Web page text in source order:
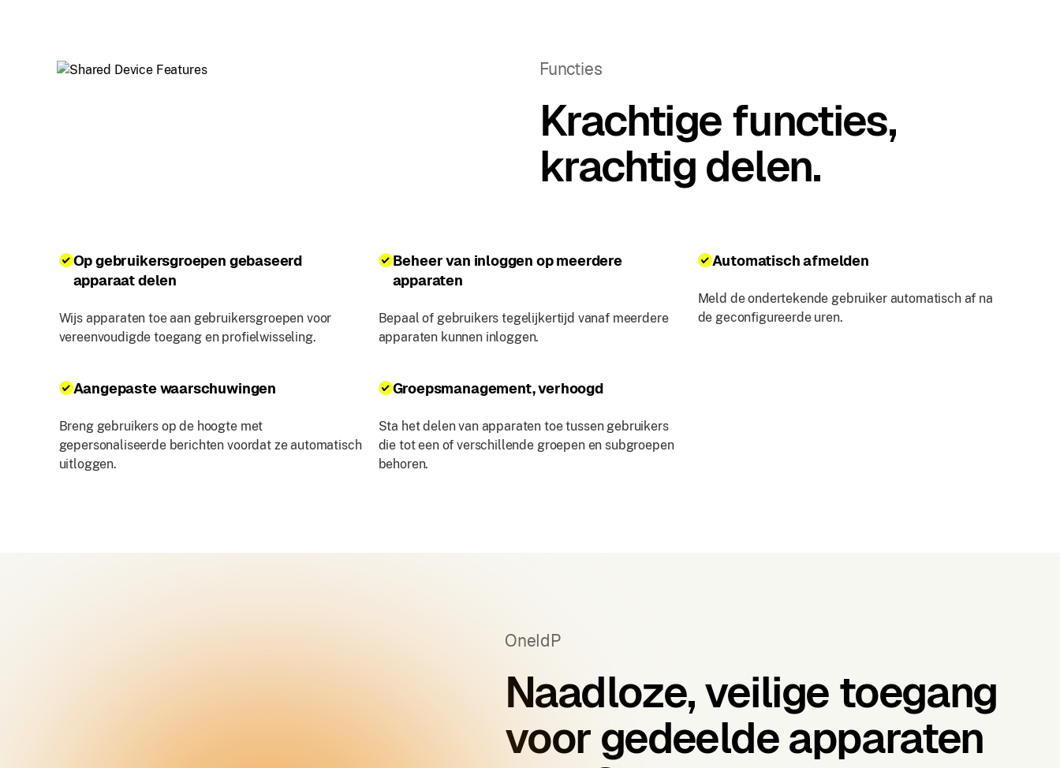
Functies
Krachtige functies,
krachtig delen.
Op gebruikersgroepen gebaseerd
apparaat delen
Wijs apparaten toe aan gebruikersgroepen voor
vereenvoudigde toegang en profielwisseling.
Beheer van inloggen op meerdere
apparaten
Bepaal of gebruikers tegelijkertijd vanaf meerdere
apparaten kunnen inloggen.
Automatisch afmelden
Meld de ondertekende gebruiker automatisch af na
de geconfigureerde uren.
Aangepaste waarschuwingen
Breng gebruikers op de hoogte met
gepersonaliseerde berichten voordat ze automatisch
uitloggen.
Groepsmanagement, verhoogd
Sta het delen van apparaten toe tussen gebruikers
die tot een of verschillende groepen en subgroepen
behoren.
OneIdP
Naadloze, veilige toegang
voor gedeelde apparaten